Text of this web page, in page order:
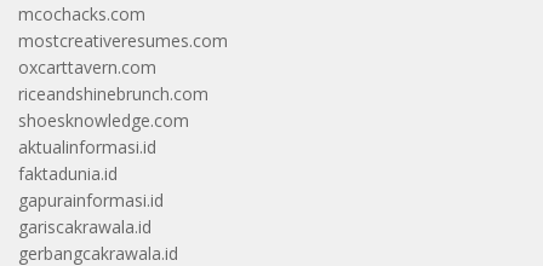
mcochacks.com
mostcreativeresumes.com
oxcarttavern.com
riceandshinebrunch.com
shoesknowledge.com
aktualinformasi.id
faktadunia.id
gapurainformasi.id
gariscakrawala.id
gerbangcakrawala.id